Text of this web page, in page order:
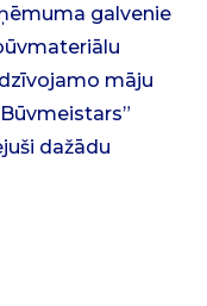
galvenie
māju
dažādu